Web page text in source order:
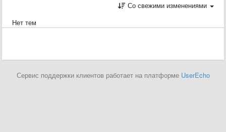
Со свежими изменениями
Нет тем
Сервис поддержки клиентов работает на платформе UserEcho